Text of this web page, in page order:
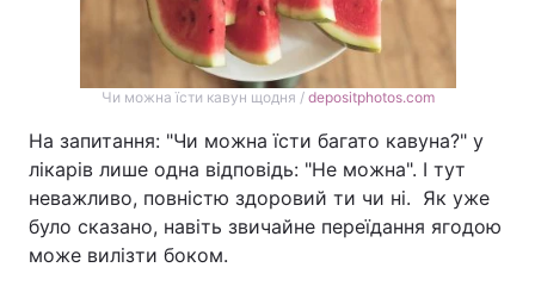
Чи можна їсти кавун щодня / depositphotos.com
На запитання: "Чи можна їсти багато кавуна?" у
лікарів лише одна відповідь: "Не можна". І тут
неважливо, повністю здоровий ти чи ні. Як уже
було сказано, навіть звичайне переїдання ягодою
може вилізти боком.